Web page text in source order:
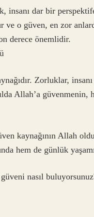
insanı dar bir
o güven, en zor
derece önemlidir.
Zorluklar,
Allah’a güvenmenin,
kaynağının Allah
hem de günlük
nasıl